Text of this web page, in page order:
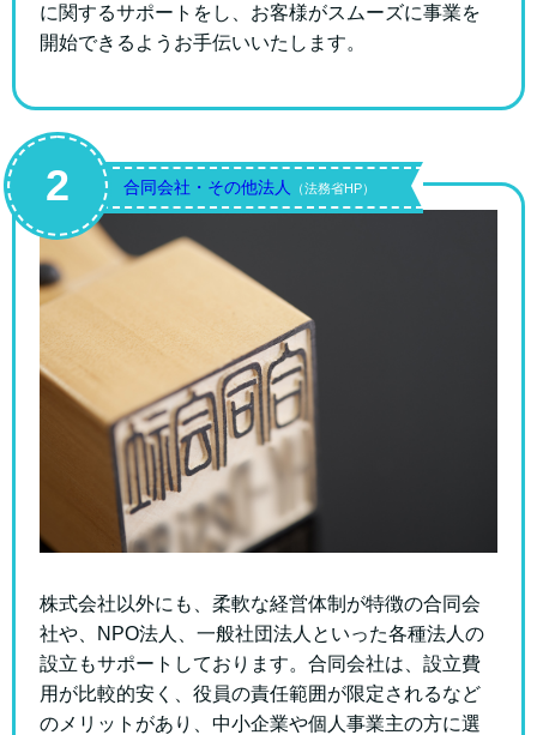
に関するサポートをし、お客様がスムーズに事業を
開始できるようお手伝いいたします。
合同会社・その他法人 （法務省HP）
2
株式会社以外にも、柔軟な経営体制が特徴の合同会
社や、NPO法人、一般社団法人といった各種法人の
設立もサポートしております。合同会社は、設立費
用が比較的安く、役員の責任範囲が限定されるなど
のメリットがあり、中小企業や個人事業主の方に選